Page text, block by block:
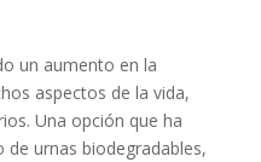
un aumento en la
aspectos de la vida,
Una opción que ha
de urnas biodegradables,